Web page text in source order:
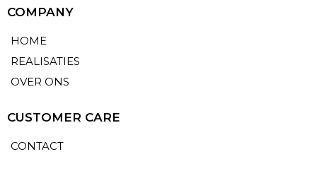
COMPANY
HOME
REALISATIES
OVER ONS
CUSTOMER CARE
CONTACT